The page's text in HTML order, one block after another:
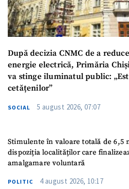
SUSȚINE
După decizia CNMC de a
energie electrică, Primăria
va stinge iluminatul public:
cetățenilor”
SOCIAL 5 august 2026, 07:07
Stimulente în valoare totală de 6,5
dispoziția localităților care
amalgamare voluntară
POLITIC 4 august 2026, 10:17